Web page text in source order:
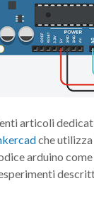
articoli
che
arduino come